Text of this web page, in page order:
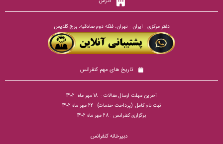
دفتر مرکزی : ایران : تهران، فلکه دوم صادقیه، برج گلدیس
تاریخ های مهم کنفرانس
آخرین مهلت ارسال مقالات : 18 مهر ماه 1402
ثبت نام کامل (پرداخت خدمات) : 22 مهر ماه 1402
برگزاری کنفرانس : 28 مهر ماه 1402
دبیرخانه کنفرانس